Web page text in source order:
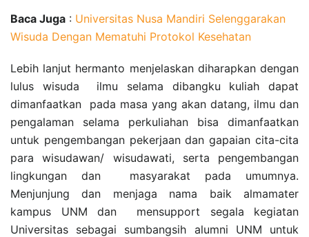
Baca Juga : Universitas Nusa Mandiri Selenggarakan
Wisuda Dengan Mematuhi Protokol Kesehatan
Lebih lanjut hermanto menjelaskan diharapkan dengan
lulus wisuda ilmu selama dibangku kuliah dapat
dimanfaatkan pada masa yang akan datang, ilmu dan
pengalaman selama perkuliahan bisa dimanfaatkan
untuk pengembangan pekerjaan dan gapaian cita-cita
para wisudawan/ wisudawati, serta pengembangan
lingkungan dan masyarakat pada umumnya.
Menjunjung dan menjaga nama baik almamater
kampus UNM dan mensupport segala kegiatan
Universitas sebagai sumbangsih alumni UNM untuk